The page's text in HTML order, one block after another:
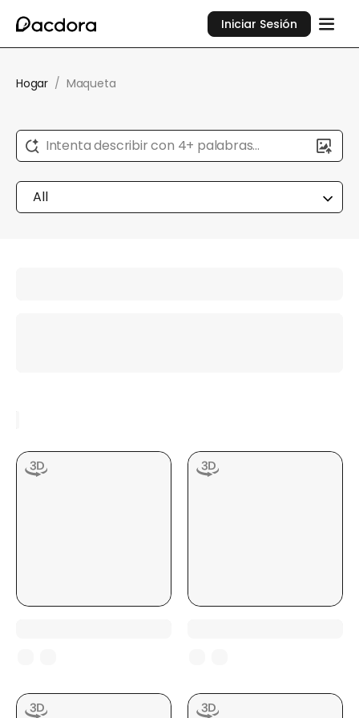
Iniciar Sesión
Hogar / Maqueta
Intenta describir con 4+ palabras...
All